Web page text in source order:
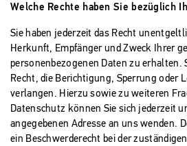
Welche Rechte haben Sie bezüglich
Sie haben jederzeit das Recht
Herkunft, Empfänger und Zweck Ihrer
personenbezogenen Daten zu erhalten.
Recht, die Berichtigung, Sperrung oder
verlangen. Hierzu sowie zu weiteren
Datenschutz können Sie sich jederzeit
angegebenen Adresse an uns wenden.
ein Beschwerderecht bei der